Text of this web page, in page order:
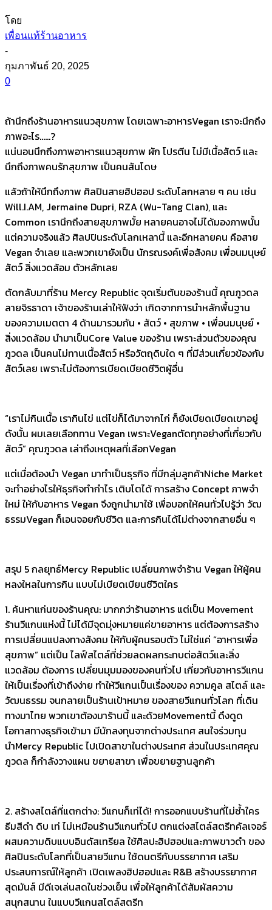
โดย
เพื่อนแท้ร้านอาหาร
-
กุมภาพันธ์ 20, 2025
0
ถ้านึกถึงร้านอาหารแนวสุขภาพ โดยเฉพาะอาหารVegan เราจะนึกถึง
ภาพอะไร……?
แน่นอนนึกถึงภาพอาหารแนวสุขภาพ ผัก โปรตีน ไม่มีเนื้อสัตว์ และ
นึกถึงภาพคนรักสุขภาพ เป็นคนสันโดษ
แล้วถ้าให้นึกถึงภาพ ศิลปินสายฮิปฮอป ระดับโลกหลาย ๆ คน เช่น
Will.I.AM, Jermaine Dupri, RZA (Wu-Tang Clan), และ
Common เรานึกถึงสายสุขภาพมั้ย หลายคนอาจไม่ได้มองภาพนั้น
แต่ความจริงแล้ว ศิลปปินระดับโลกเหลานี้ และอีกหลายคน คือสาย
Vegan จ๋าเลย และพวกเขายังเป็น นักรณรงค์เพื่อสังคม เพื่อนมนุษย์
สัตว์ สิ่งแวดล้อม ตัวหลักเลย
ตัดกลับมาที่ร้าน Mercy Republic จุดเริ่มต้นของร้านนี้ คุณภูวดล
ลายจิรธาดา เจ้าของร้านเล่าให้ฟังว่า เกิดจากการนำหลักพื้นฐาน
ของความเมตตา 4 ด้านมารวมกัน • สัตว์ • สุขภาพ • เพื่อนมนุษย์ •
สิ่งแวดล้อม นำมาเป็นCore Value ของร้าน เพราะส่วนตัวของคุณ
ภูวดล เป็นคนไม่ทานเนื้อสัตว์ หรือวัตถุดิบใด ๆ ที่มีส่วนเกี่ยวข้องกับ
สัตว์เลย เพราะไม่ต้องการเบียดเบียดชีวิตผู้อื่น
“เราไม่กินเนื้อ เรากินไข่ แต่ไข่ก็ได้มาจากไก่ ก็ยังเบียดเบียดเขาอยู่
ดังนั้น ผมเลยเลือกทาน Vegan เพราะVeganตัดทุกอย่างที่เกี่ยวกับ
สัตว์” คุณภูวดล เล่าถึงเหตุผลที่เลือกVegan
แต่เมื่อต้องนำ Vegan มาทำเป็นธุรกิจ ที่มีกลุ่มลูกค้าNiche Market
จะทำอย่างไรให้ธุรกิจทำกำไร เติบโตได้ การสร้าง Concept ภาพจำ
ใหม่ ให้กับอาหาร Vegan จึงถูกนำมาใช้ เพื่อบอกให้คนทั่วไปรู้ว่า วัฒ
ธรรมVegan ก็เอนจอยกับชีวิต และการกินได้ไม่ต่างจากสายอื่น ๆ
สรุป 5 กลยุทธ์Mercy Republic เปลี่ยนภาพจำร้าน Vegan ให้ผู้คน
หลงใหลในการกิน แบบไม่เบียดเบียนชีวิตใคร
1. ค้นหาแก่นของร้านคุณ: มากกว่าร้านอาหาร แต่เป็น Movement
ร้านวีแกนแห่งนี้ ไม่ได้มีจุดมุ่งหมายแค่ขายอาหาร แต่ต้องการสร้าง
การเปลี่ยนแปลงทางสังคม ให้กับผู้คนรอบตัว ไม่ใช่แค่ “อาหารเพื่อ
สุขภาพ” แต่เป็น ไลฟ์สไตล์ที่ช่วยลดผลกระทบต่อสัตว์และสิ่ง
แวดล้อม ต้องการ เปลี่ยนมุมมองของคนทั่วไป เกี่ยวกับอาหารวีแกน
ให้เป็นเรื่องที่เข้าถึงง่าย ทำให้วีแกนเป็นเรื่องของ ความคูล สไตล์ และ
วัฒนธรรม จนกลายเป็นร้านเป้าหมาย ของสายวีแกนทั่วโลก ที่เดิน
ทางมาไทย พวกเขาต้องมาร้านนี้ และด้วยMovementนี้ ดึงดูด
โอกาสทางธุรกิจเข้ามา มีนักลงทุนจากต่างประเทศ สนใจร่วมทุน
นำMercy Republic ไปเปิดสาขาในต่างประเทศ ส่วนในประเทศคุณ
ภูวดล ก็กำลังวางแผน ขยายสาขา เพื่อขยายฐานลูกค้า
2. สร้างสไตล์ที่แตกต่าง: วีแกนก็เท่ได้! การออกแบบร้านที่ไม่ซ้ำใคร
ธีมสีดำ ดิบ เท่ ไม่เหมือนร้านวีแกนทั่วไป ตกแต่งสไตล์สตรีทคัลเจอร์
ผสมความดิบแบบอินดัสเทรียล ใช้ศิลปะฮิปฮอปและภาพขาวดำ ของ
ศิลปินระดับโลกที่เป็นสายวีแกน ใช้ดนตรีกับบรรยากาศ เสริม
ประสบการณ์ให้ลูกค้า เปิดเพลงฮิปฮอปและ R&B สร้างบรรยากาศ
สุดมันส์ มีดีเจเล่นสดในช่วงเย็น เพื่อให้ลูกค้าได้สัมผัสความ
สนุกสนาน ในแบบวีแกนสไตล์สตรีท